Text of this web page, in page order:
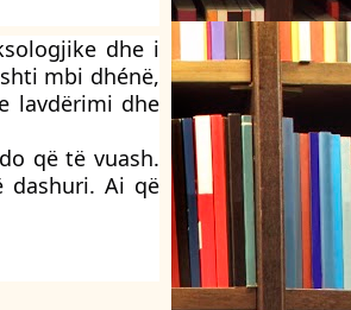
dhe i
mbi dhénë,
lavdërimi dhe
që të vuash.
dashuri. Ai që